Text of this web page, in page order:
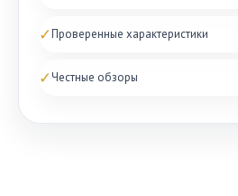
✓Проверенные характеристики
✓Честные обзоры